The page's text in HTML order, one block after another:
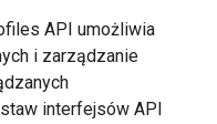
API umożliwia
i zarządzanie
interfejsów API